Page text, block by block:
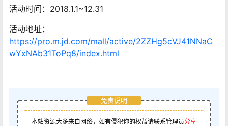
活动时间：2018.1.1~12.31
活动地址：
https://pro.m.jd.com/mall/active/2ZZHg5cVJ41NNaC
wYxNAb31ToPq8/index.html
免责说明
本站资源大多来自网络，如有侵犯你的权益请联系管理员分享